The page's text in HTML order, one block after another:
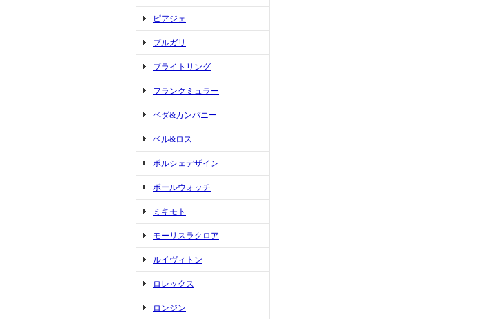
ピアジェ
ブルガリ
ブライトリング
フランクミュラー
ベダ&カンパニー
ベル&ロス
ポルシェデザイン
ボールウォッチ
ミキモト
モーリスラクロア
ルイヴィトン
ロレックス
ロンジン